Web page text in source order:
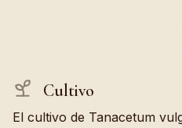
Cultivo
El cultivo de Tanacetum